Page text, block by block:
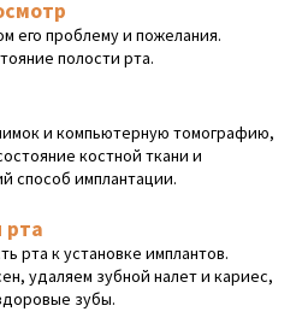
его проблему и пожелания.
полости рта.
и компьютерную томографию,
костной ткани и
способ имплантации.
рта
рта к установке имплантов.
удаляем зубной налет и кариес,
зубы.